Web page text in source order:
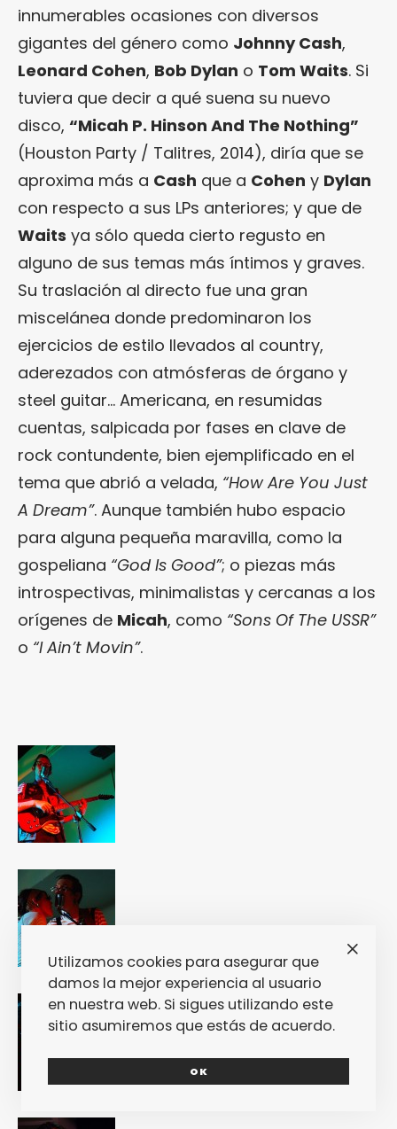
innumerables ocasiones con diversos
gigantes del género como Johnny Cash,
Leonard Cohen, Bob Dylan o Tom Waits. Si
tuviera que decir a qué suena su nuevo
disco, “Micah P. Hinson And The Nothing”
(Houston Party / Talitres, 2014), diría que se
aproxima más a Cash que a Cohen y Dylan
con respecto a sus LPs anteriores; y que de
Waits ya sólo queda cierto regusto en
alguno de sus temas más íntimos y graves.
Su traslación al directo fue una gran
miscelánea donde predominaron los
ejercicios de estilo llevados al country,
aderezados con atmósferas de órgano y
steel guitar… Americana, en resumidas
cuentas, salpicada por fases en clave de
rock contundente, bien ejemplificado en el
tema que abrió a velada, “How Are You Just
A Dream”. Aunque también hubo espacio
para alguna pequeña maravilla, como la
gospeliana “God Is Good”; o piezas más
introspectivas, minimalistas y cercanas a los
orígenes de Micah, como “Sons Of The USSR”
o “I Ain’t Movin”.
Utilizamos cookies para asegurar que
damos la mejor experiencia al usuario
en nuestra web. Si sigues utilizando este
sitio asumiremos que estás de acuerdo.
OK